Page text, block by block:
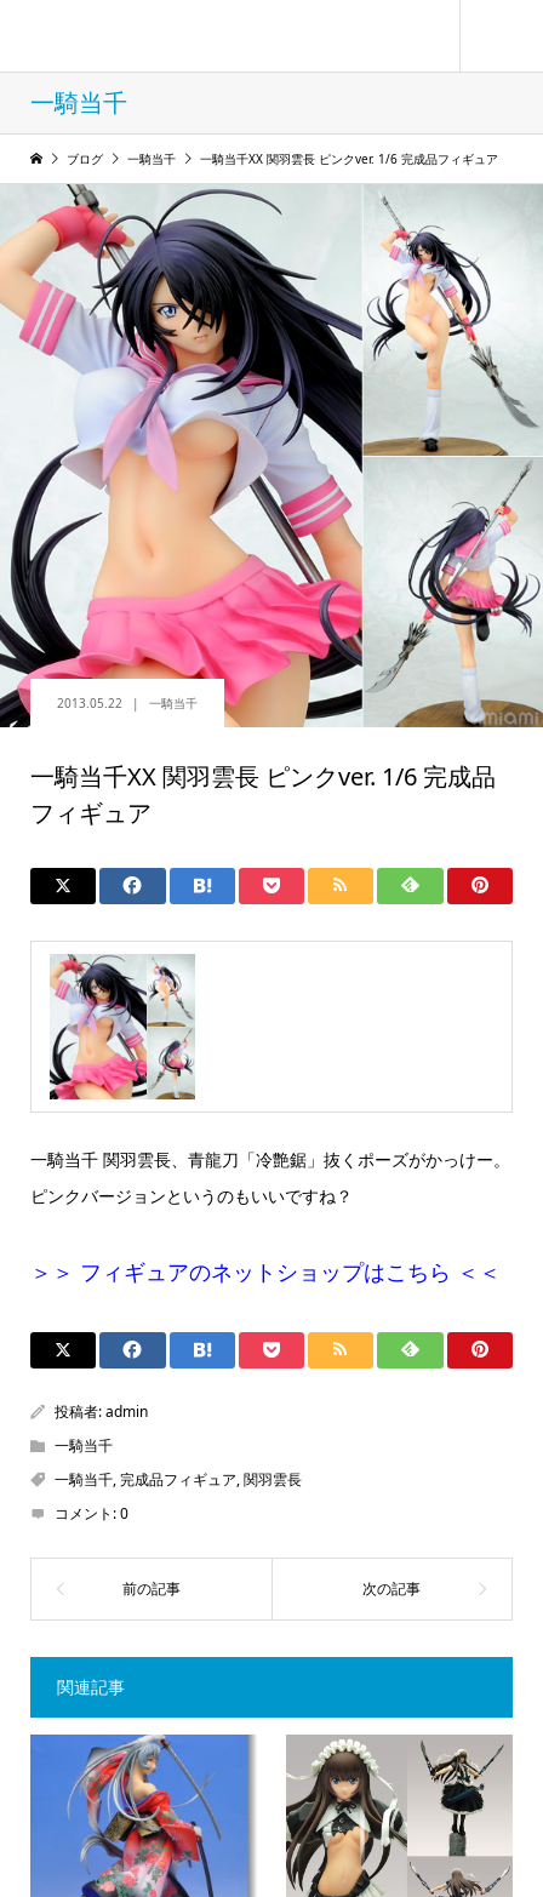
一騎当千
ブログ 一騎当千 一騎当千XX 関羽雲長 ピンクver. 1/6 完成品フィギュア
2013.05.22 一騎当千
一騎当千XX 関羽雲長 ピンクver. 1/6 完成品
フィギュア
一騎当千 関羽雲長、青龍刀「冷艶鋸」抜くポーズがかっけー。
ピンクバージョンというのもいいですね？
＞＞ フィギュアのネットショップはこちら ＜＜
投稿者:admin
一騎当千
一騎当千,完成品フィギュア,関羽雲長
コメント:0
関連記事